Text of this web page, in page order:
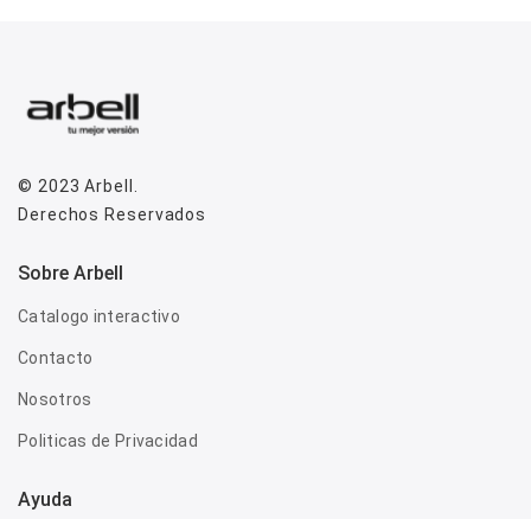
© 2023Arbell
Derechos Reservados
Sobre Arbell
Catalogo interactivo
Contacto
Nosotros
Politicas de Privacidad
Ayuda